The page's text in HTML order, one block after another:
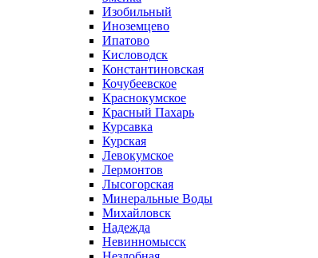
Изобильный
Иноземцево
Ипатово
Кисловодск
Константиновская
Кочубеевское
Краснокумское
Красный Пахарь
Курсавка
Курская
Левокумское
Лермонтов
Лысогорская
Минеральные Воды
Михайловск
Надежда
Невинномысск